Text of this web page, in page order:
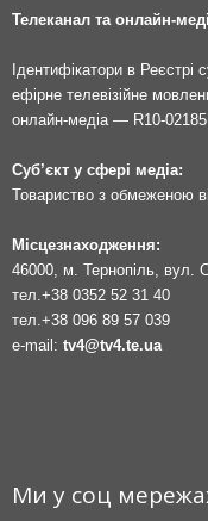
Телеканал та онлайн-
Ідентифікатори в Реєстрі
ефірне телевізійне
онлайн-медіа — R10-02185
Суб’єкт у сфері медіа:
Товариство з обмеженою
Місцезнаходження:
46000, м. Тернопіль, вул.
тел. +38 0352 52 31 40
тел. +38 096 89 57 039
e-mail: tv4@tv4.te.ua
Ми у соц